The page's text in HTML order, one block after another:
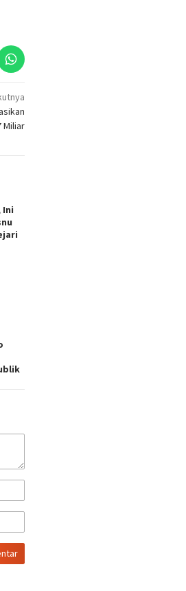
Miliar
Ini